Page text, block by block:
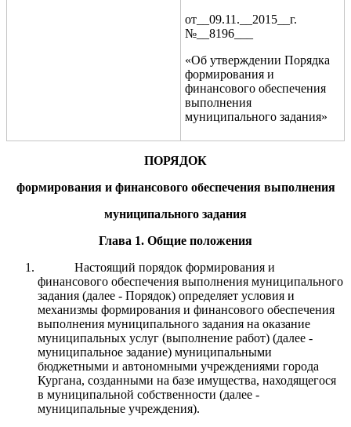
от__09.11.__2015__г.
№__8196___
«Об утверждении Порядка
формирования и
финансового обеспечения
выполнения
муниципального задания»
ПОРЯДОК
формирования и финансового обеспечения выполнения
муниципального задания
Глава 1. Общие положения
Настоящий порядок формирования и
финансового обеспечения выполнения муниципального
задания (далее - Порядок) определяет условия и
механизмы формирования и финансового обеспечения
выполнения муниципального задания на оказание
муниципальных услуг (выполнение работ) (далее -
муниципальное задание) муниципальными
бюджетными и автономными учреждениями города
Кургана, созданными на базе имущества, находящегося
в муниципальной собственности (далее -
муниципальные учреждения).